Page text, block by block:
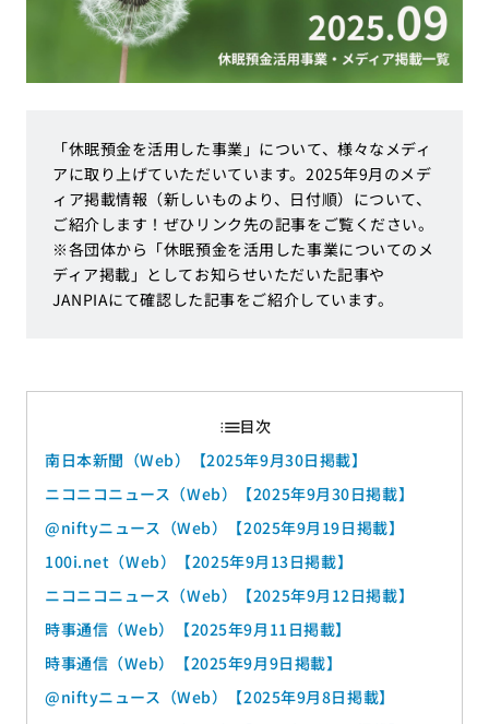
「休眠預金を活用した事業」について、様々なメディ
アに取り上げていただいています。2025年9月のメデ
ィア掲載情報（新しいものより、日付順）について、
ご紹介します！ぜひリンク先の記事をご覧ください。
※各団体から「休眠預金を活用した事業についてのメ
ディア掲載」としてお知らせいただいた記事や
JANPIAにて確認した記事をご紹介しています。
南日本新聞（Web）【2025年9月30日掲載】
ニコニコニュース（Web）【2025年9月30日掲載】
@niftyニュース（Web）【2025年9月19日掲載】
100i.net（Web）【2025年9月13日掲載】
ニコニコニュース（Web）【2025年9月12日掲載】
時事通信（Web）【2025年9月11日掲載】
時事通信（Web）【2025年9月9日掲載】
@niftyニュース（Web）【2025年9月8日掲載】